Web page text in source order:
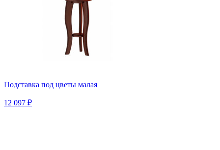
Подставка под цветы малая
12 097 ₽